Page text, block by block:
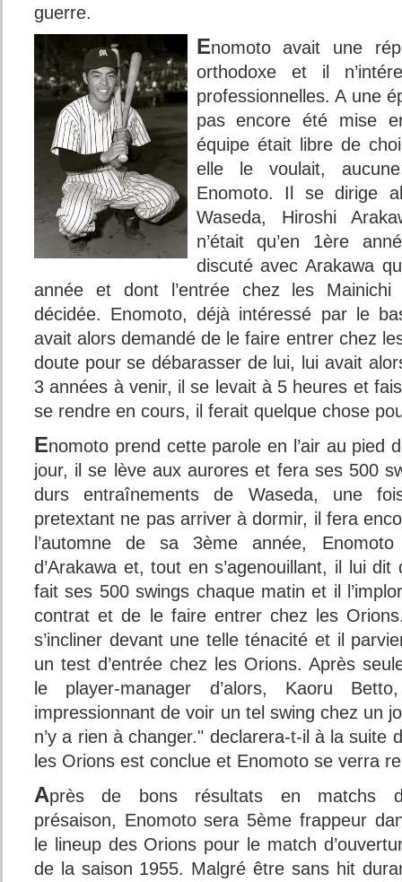
guerre.
Enomoto avait une
orthodoxe et il
professionnelles. A une
pas encore été mise
équipe était libre de
elle le voulait,
Enomoto. Il se dirige
Waseda, Hiroshi
n’était qu’en 1ère
discuté avec Arakawa
année et dont l’entrée chez les
décidée. Enomoto, déjà intéressé par le
avait alors demandé de le faire entrer chez
doute pour se débarasser de lui, lui avait
3 années à venir, il se levait à 5 heures et
se rendre en cours, il ferait quelque chose
Enomoto prend cette parole en l’air au pied
jour, il se lève aux aurores et fera ses 500
durs entraînements de Waseda, une
pretextant ne pas arriver à dormir, il fera
l’automne de sa 3ème année,
d’Arakawa et, tout en s’agenouillant, il lui
fait ses 500 swings chaque matin et il
contrat et de le faire entrer chez les
s’incliner devant une telle ténacité et il
un test d’entrée chez les Orions. Après
le player-manager d’alors, Kaoru
impressionnant de voir un tel swing chez un
n’y a rien à changer." declarera-t-il à la suite
les Orions est conclue et Enomoto se verra
Après de bons résultats en matchs
présaison, Enomoto sera 5ème frappeur
le lineup des Orions pour le match
de la saison 1955. Malgré être sans hit